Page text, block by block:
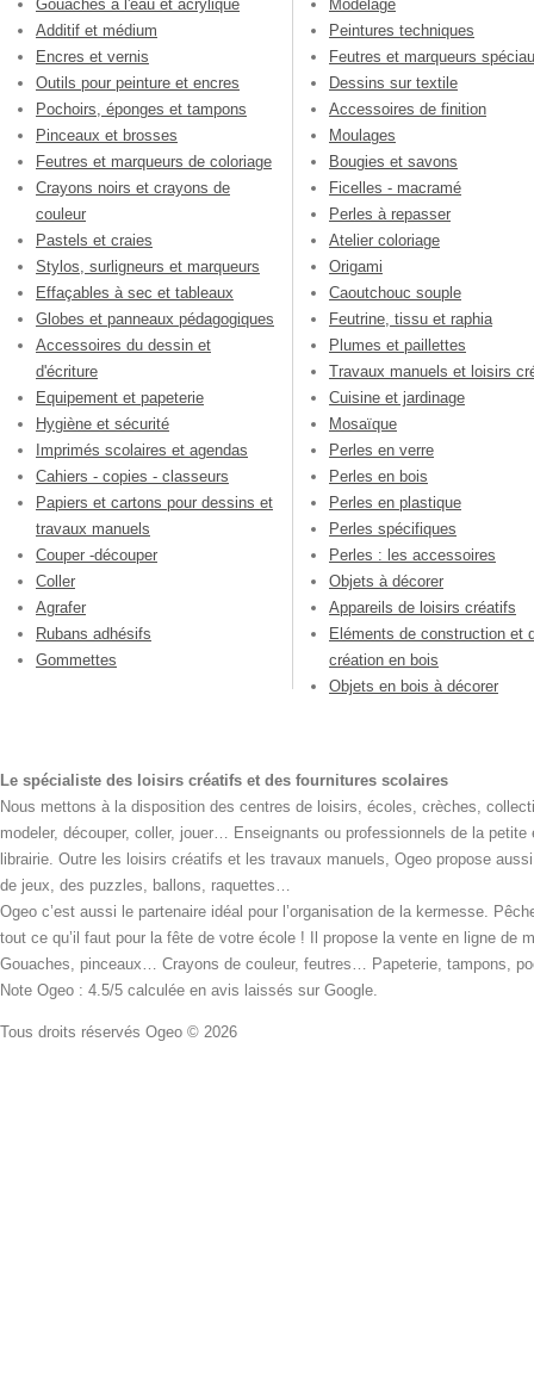
Gouaches à l'eau et acrylique
Additif et médium
Encres et vernis
Outils pour peinture et encres
Pochoirs, éponges et tampons
Pinceaux et brosses
Feutres et marqueurs de coloriage
Crayons noirs et crayons de
couleur
Pastels et craies
Stylos, surligneurs et marqueurs
Effaçables à sec et tableaux
Globes et panneaux pédagogiques
Accessoires du dessin et
d'écriture
Equipement et papeterie
Hygiène et sécurité
Imprimés scolaires et agendas
Cahiers - copies - classeurs
Papiers et cartons pour dessins et
travaux manuels
Couper -découper
Coller
Agrafer
Rubans adhésifs
Gommettes
Modelage
Peintures techniques
Feutres et marqueurs
Dessins sur textile
Accessoires de finition
Moulages
Bougies et savons
Ficelles - macramé
Perles à repasser
Atelier coloriage
Origami
Caoutchouc souple
Feutrine, tissu et raphia
Plumes et paillettes
Travaux manuels et loisirs
Cuisine et jardinage
Mosaïque
Perles en verre
Perles en bois
Perles en plastique
Perles spécifiques
Perles : les accessoires
Objets à décorer
Appareils de loisirs créatifs
Eléments de construction et
création en bois
Objets en bois à décorer
Le spécialiste des loisirs créatifs et des fournitures scolaires
Nous mettons à la disposition des centres de loisirs, écoles, crèches,
modeler, découper, coller, jouer… Enseignants ou professionnels de la
librairie. Outre les loisirs créatifs et les travaux manuels, Ogeo propose
de jeux, des puzzles, ballons, raquettes…
Ogeo c’est aussi le partenaire idéal pour l’organisation de la kermesse.
tout ce qu’il faut pour la fête de votre école ! Il propose la vente en ligne
Gouaches, pinceaux… Crayons de couleur, feutres… Papeterie, tampons,
Note Ogeo : 4.5/5 calculée en avis laissés sur Google.
Tous droits réservés Ogeo © 2026